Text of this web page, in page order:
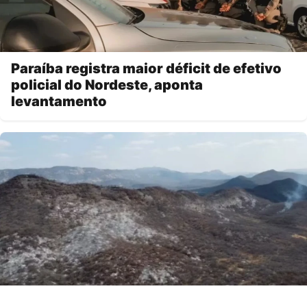
Paraíba registra maior déficit de efetivo
policial do Nordeste, aponta
levantamento